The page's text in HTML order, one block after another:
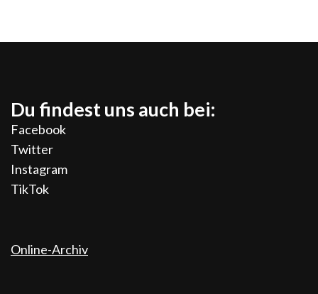
Du findest uns auch bei:
Facebook
Twitter
Instagram
TikTok
Online-Archiv